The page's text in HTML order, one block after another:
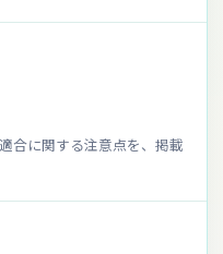
合に関する注意点を、掲載